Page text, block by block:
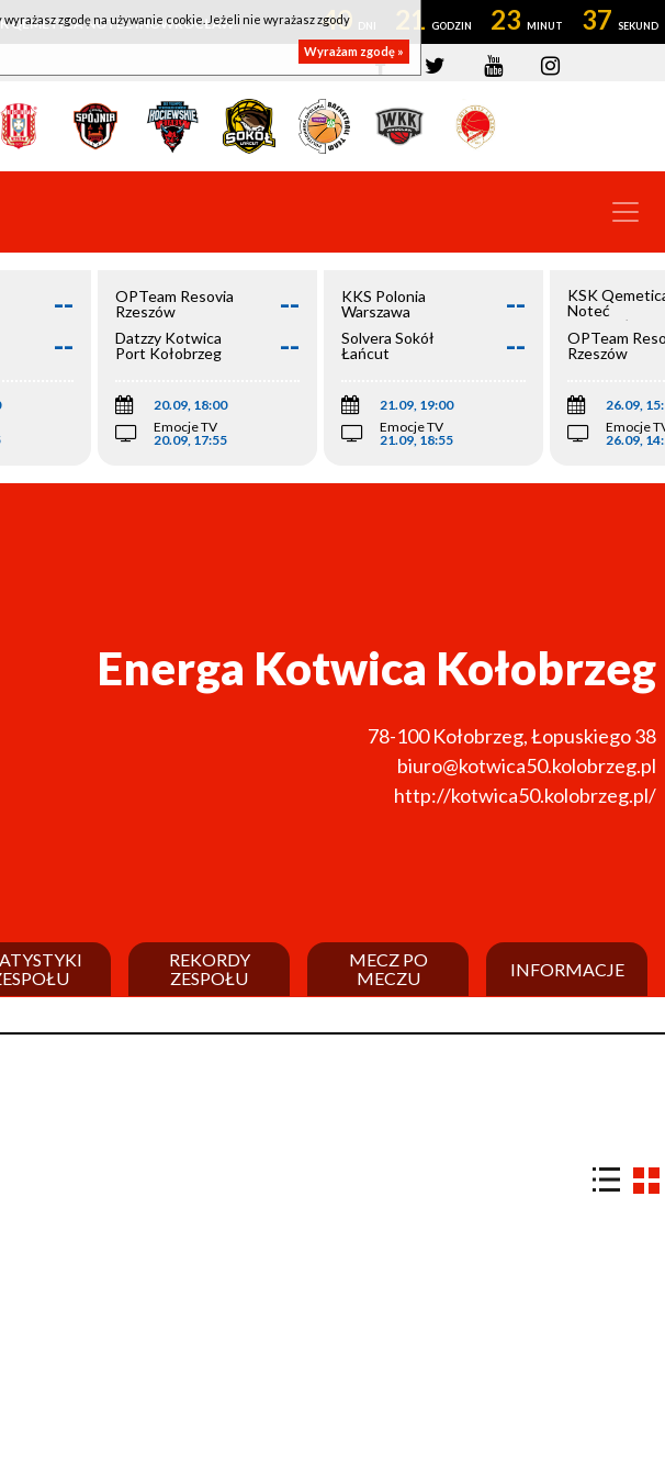
QEMETICA NOTEĆ INOWROCŁAW 40 21 23 36
--
--
OPTeam Resovia
Rzeszów
--
Datzzy Kotwica
Port Kołobrzeg
--
20.09, 18:00
Emocje TV
20.09, 17:55
KKS Polonia
Warszawa
--
Solvera Sokół
Łańcut
--
21.09, 19:00
Emocje TV
21.09, 18:55
KSK
Noteć
Inowrocław
OPTeam
Rzeszów
26.09,
Emocje
26.09,
Energa Kotwica Kołobrzeg
78-100 Kołobrzeg,Łopuskiego 38
biuro@kotwica50.kolobrzeg.pl
http://kotwica50.kolobrzeg.pl/
REKORDY
ZESPOŁU
MECZ PO
MECZU
INFORMACJE
zgodę na używanie cookie. Jeżeli nie wyrażasz zgody
Wyrażam zgodę »